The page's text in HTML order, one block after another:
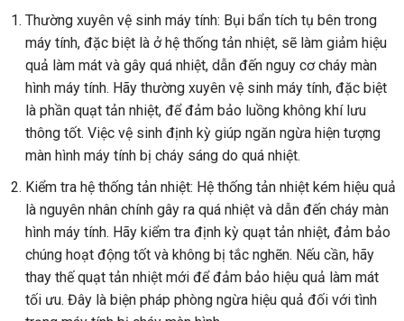
Thường xuyên vệ sinh máy tính: Bụi bẩn tích tụ bên trong
máy tính, đặc biệt là ở hệ thống tản nhiệt, sẽ làm giảm hiệu
quả làm mát và gây quá nhiệt, dẫn đến nguy cơ cháy màn
hình máy tính. Hãy thường xuyên vệ sinh máy tính, đặc biệt
là phần quạt tản nhiệt, để đảm bảo luồng không khí lưu
thông tốt. Việc vệ sinh định kỳ giúp ngăn ngừa hiện tượng
màn hình máy tính bị cháy sáng do quá nhiệt.
Kiểm tra hệ thống tản nhiệt: Hệ thống tản nhiệt kém hiệu quả
là nguyên nhân chính gây ra quá nhiệt và dẫn đến cháy màn
hình máy tính. Hãy kiểm tra định kỳ quạt tản nhiệt, đảm bảo
chúng hoạt động tốt và không bị tắc nghẽn. Nếu cần, hãy
thay thế quạt tản nhiệt mới để đảm bảo hiệu quả làm mát
tối ưu. Đây là biện pháp phòng ngừa hiệu quả đối với tình